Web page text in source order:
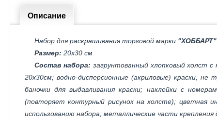
Описание
Набор для раскрашивания торговой марки "ХОББАРТ"
Размер: 20х30 см
Состав набора: загрунтованный хлопковый холст
20х30см; водно-дисперсионные (акриловые) краски,
баночки для выдавливания краски; наклейки с
(повторяет контурный рисунок на холсте); цветная
использованию набора; металлические части